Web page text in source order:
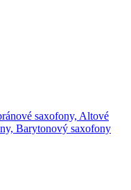
saxofony, Altové
Barytonový saxofony